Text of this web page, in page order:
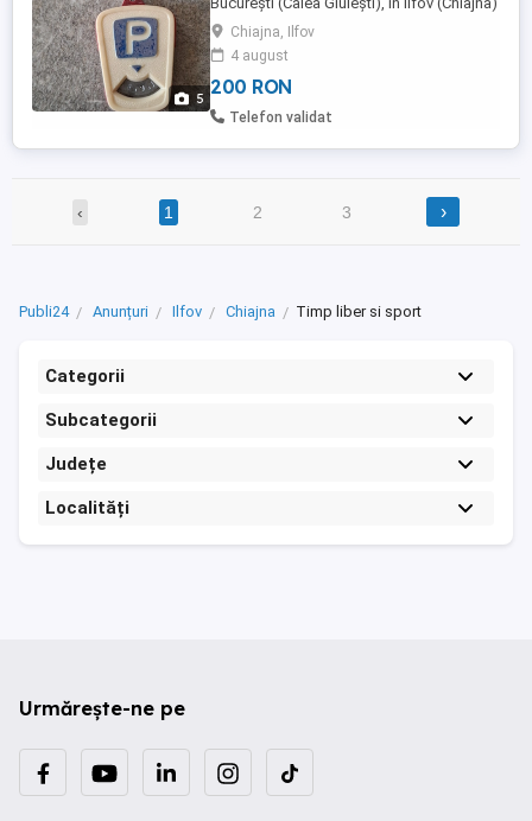
5
Pentru livrarea în alte localități: doar cu
plata în cont, nu trimit ramburs
Chiajna, Ilfov
4 august
200 RON
Telefon validat
‹ 1 2 3 ›
Publi24 Anunțuri Ilfov Chiajna Timp liber si sport
Categorii
Subcategorii
Județe
Localități
Urmărește-ne pe